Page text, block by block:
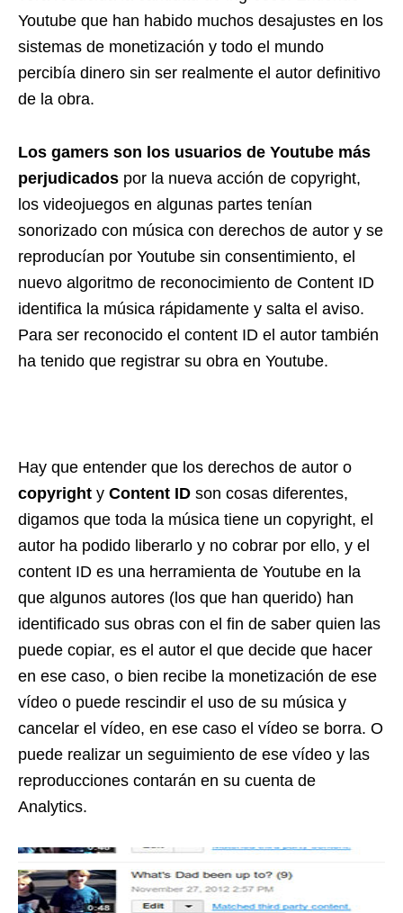
Youtube que han habido muchos desajustes en los
sistemas de monetización y todo el mundo
percibía dinero sin ser realmente el autor definitivo
de la obra.
Los gamers son los usuarios de Youtube más
perjudicados por la nueva acción de copyright,
los videojuegos en algunas partes tenían
sonorizado con música con derechos de autor y se
reproducían por Youtube sin consentimiento, el
nuevo algoritmo de reconocimiento de Content ID
identifica la música rápidamente y salta el aviso.
Para ser reconocido el content ID el autor también
ha tenido que registrar su obra en Youtube.
Hay que entender que los derechos de autor o
copyright y Content ID son cosas diferentes,
digamos que toda la música tiene un copyright, el
autor ha podido liberarlo y no cobrar por ello, y el
content ID es una herramienta de Youtube en la
que algunos autores (los que han querido) han
identificado sus obras con el fin de saber quien las
puede copiar, es el autor el que decide que hacer
en ese caso, o bien recibe la monetización de ese
vídeo o puede rescindir el uso de su música y
cancelar el vídeo, en ese caso el vídeo se borra. O
puede realizar un seguimiento de ese vídeo y las
reproducciones contarán en su cuenta de
Analytics.